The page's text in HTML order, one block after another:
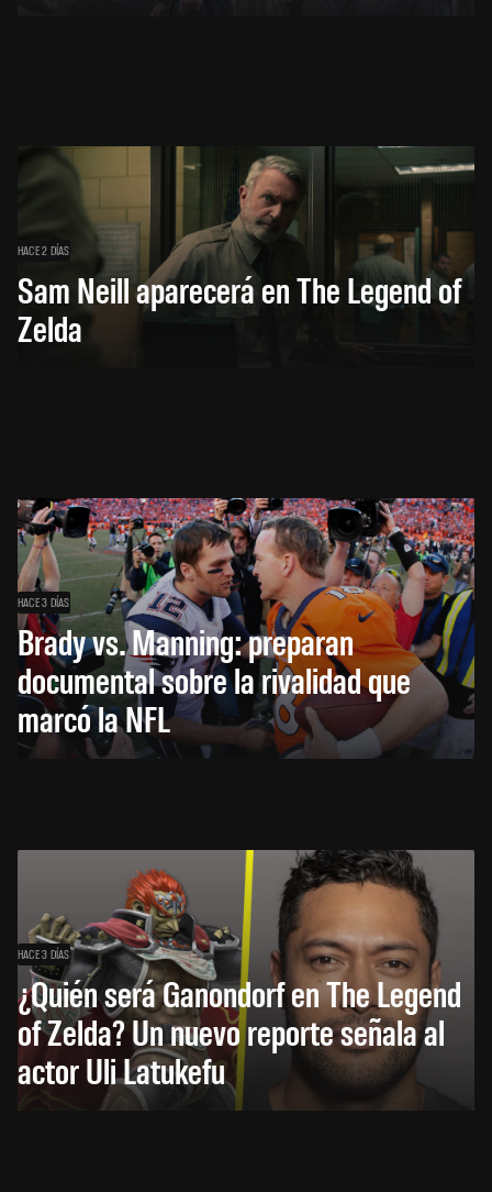
HACE 2 DÍAS
Sam Neill aparecerá en The Legend of
Zelda
HACE 3 DÍAS
Brady vs. Manning: preparan
documental sobre la rivalidad que
marcó la NFL
HACE 3 DÍAS
¿Quién será Ganondorf en The Legend
of Zelda? Un nuevo reporte señala al
actor Uli Latukefu